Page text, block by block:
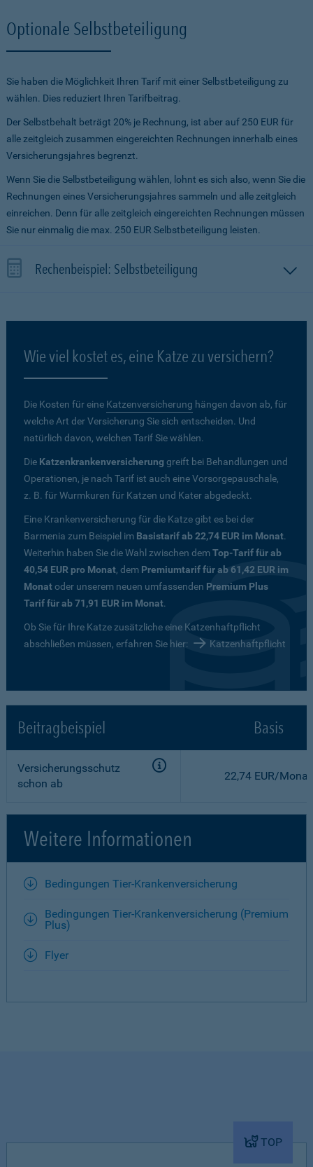
Optionale Selbstbeteiligung
Sie haben die Möglichkeit Ihren Tarif mit einer Selbstbeteiligung zu
wählen. Dies reduziert Ihren Tarifbeitrag.
Der Selbstbehalt beträgt 20% je Rechnung, ist aber auf 250 EUR für
alle zeitgleich zusammen eingereichten Rechnungen innerhalb eines
Versicherungsjahres begrenzt.
Wenn Sie die Selbstbeteiligung wählen, lohnt es sich also, wenn Sie die
Rechnungen eines Versicherungsjahres sammeln und alle zeitgleich
einreichen. Denn für alle zeitgleich eingereichten Rechnungen müssen
Sie nur einmalig die max. 250 EUR Selbstbeteiligung leisten.
Rechenbeispiel: Selbstbeteiligung
Wie viel kostet es, eine Katze zu versichern?
Die Kosten für eine Katzenversicherung hängen davon ab, für
welche Art der Versicherung Sie sich entscheiden. Und
natürlich davon, welchen Tarif Sie wählen.
Die Katzenkrankenversicherung greift bei Behandlungen und
Operationen, je nach Tarif ist auch eine Vorsorgepauschale,
z. B. für Wurmkuren für Katzen und Kater abgedeckt.
Eine Krankenversicherung für die Katze gibt es bei der
Barmenia zum Beispiel im Basistarif ab 22,74 EUR im Monat.
Weiterhin haben Sie die Wahl zwischen demTop-Tarif für ab
40,54 EUR pro Monat, dem Premiumtarif für ab 61,42 EUR im
Monatoder unserem neuen umfassenden Premium Plus
Tarif für ab 71,91 EUR im Monat.
Ob Sie für Ihre Katze zusätzliche eine Katzenhaftpflicht
abschließen müssen, erfahren Sie hier:
Katzenhaftpflicht
Beitragbeispiel Basis
Versicherungsschutz
schon ab
22,74 EUR/Monat
Weitere Informationen
Bedingungen Tier-Krankenversicherung
Bedingungen Tier-Krankenversicherung (Premium
Plus)
Flyer
TOP